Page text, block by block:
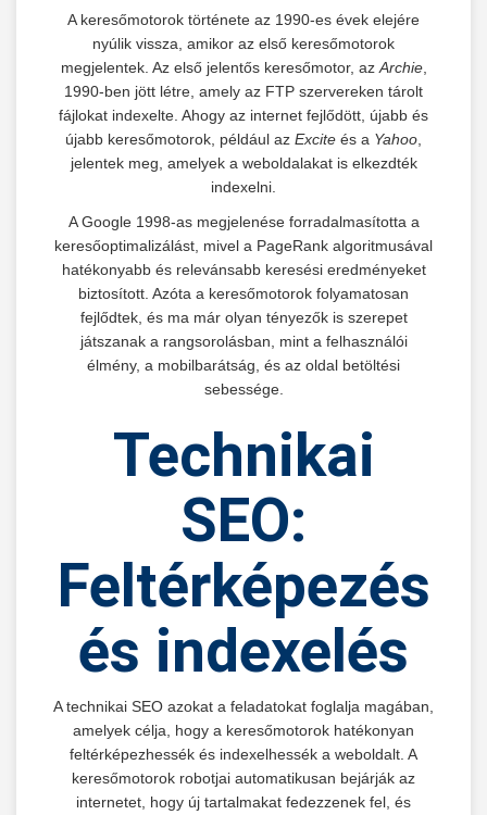
A keresőmotorok története az 1990-es évek elejére
nyúlik vissza, amikor az első keresőmotorok
megjelentek. Az első jelentős keresőmotor, az Archie,
1990-ben jött létre, amely az FTP szervereken tárolt
fájlokat indexelte. Ahogy az internet fejlődött, újabb és
újabb keresőmotorok, például az Excite és a Yahoo
jelentek meg, amelyek a weboldalakat is elkezdték
indexelni.
A Google 1998-as megjelenése forradalmasította a
keresőoptimalizálást, mivel a PageRank algoritmusával
hatékonyabb és relevánsabb keresési eredményeket
biztosított. Azóta a keresőmotorok folyamatosan
fejlődtek, és ma már olyan tényezők is szerepet
játszanak a rangsorolásban, mint a felhasználói
élmény, a mobilbarátság, és az oldal betöltési
sebessége.
Technikai
SEO:
Feltérképezés
és indexelés
A technikai SEO azokat a feladatokat foglalja magában,
amelyek célja, hogy a keresőmotorok hatékonyan
feltérképezhessék és indexelhessék a weboldalt. A
keresőmotorok robotjai automatikusan bejárják az
internetet, hogy új tartalmakat fedezzenek fel, és